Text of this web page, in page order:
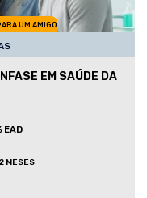
UM AMIGO
EM SAÚDE DA
EAD
MESES